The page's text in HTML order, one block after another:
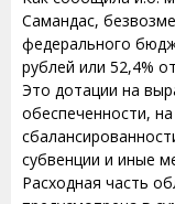
Самандас,
федерального
рублей или 52,4%
Это дотации на
обеспеченности,
субвенции и иные
Расходная часть